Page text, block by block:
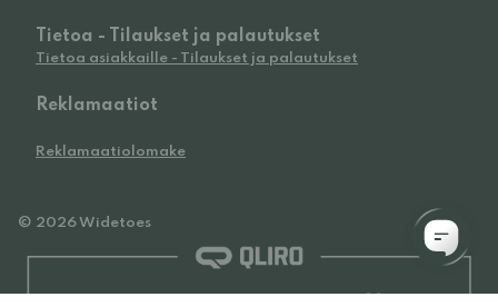
Tietoa - Tilaukset ja palautukset
Tietoa asiakkaille - Tilaukset ja palautukset
Reklamaatiot
Reklamaatiolomake
© 2026 Widetoes